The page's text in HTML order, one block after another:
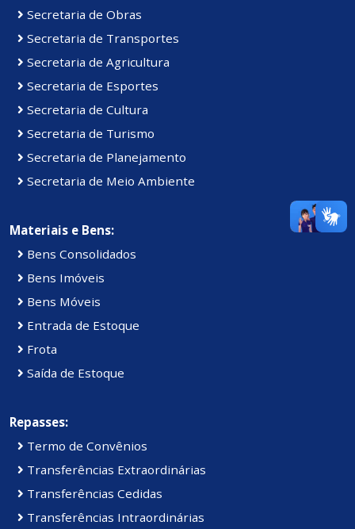
Secretaria de Obras
Secretaria de Transportes
Secretaria de Agricultura
Secretaria de Esportes
Secretaria de Cultura
Secretaria de Turismo
Secretaria de Planejamento
Secretaria de Meio Ambiente
Materiais e Bens:
Bens Consolidados
Bens Imóveis
Bens Móveis
Entrada de Estoque
Frota
Saída de Estoque
Repasses:
Termo de Convênios
Transferências Extraordinárias
Transferências Cedidas
Transferências Intraordinárias